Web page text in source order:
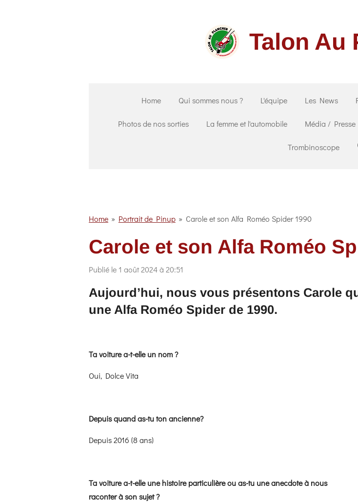
Talon Au
Home Qui sommes nous ? L'équipe Les News
Photos de nos sorties La femme et l'automobile Média / Presse
Trombinoscope
Home » Portrait de Pinup » Carole et son Alfa Roméo Spider 1990
Carole et son Alfa Roméo
Publié le 1 août 2024 à 20:51
Aujourd’hui, nous vous présentons Carole
une Alfa Roméo Spider de 1990.
Ta voiture a-t-elle un nom ?
Oui, Dolce Vita
Depuis quand as-tu ton ancienne?
Depuis 2016 (8 ans)
Ta voiture a-t-elle une histoire particulière ou as-tu une anecdote à nous
raconter à son sujet ?